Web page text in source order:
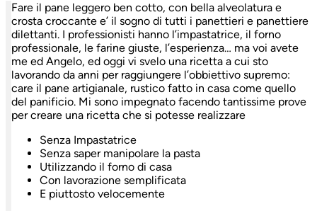
Fare il pane leggero ben cotto, con bella alveolatura e
crosta croccante e’ il sogno di tutti i panettieri e panettiere
dilettanti. I professionisti hanno l’impastatrice, il forno
professionale, le farine giuste, l’esperienza… ma voi avete
me ed Angelo, ed oggi vi svelo una ricetta a cui sto
lavorando da anni per raggiungere l’obbiettivo supremo:
care il pane artigianale, rustico fatto in casa come quello
del panificio. Mi sono impegnato facendo tantissime prove
per creare una ricetta che si potesse realizzare
Senza Impastatrice
Senza saper manipolare la pasta
Utilizzando il forno di casa
Con lavorazione semplificata
E piuttosto velocemente